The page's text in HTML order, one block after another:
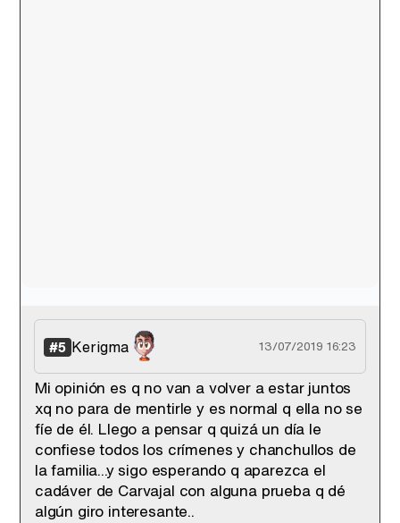
#5 Kerigma 13/07/2019 16:23
Mi opinión es q no van a volver a estar juntos
xq no para de mentirle y es normal q ella no se
fíe de él. Llego a pensar q quizá un día le
confiese todos los crímenes y chanchullos de
la familia...y sigo esperando q aparezca el
cadáver de Carvajal con alguna prueba q dé
algún giro interesante..